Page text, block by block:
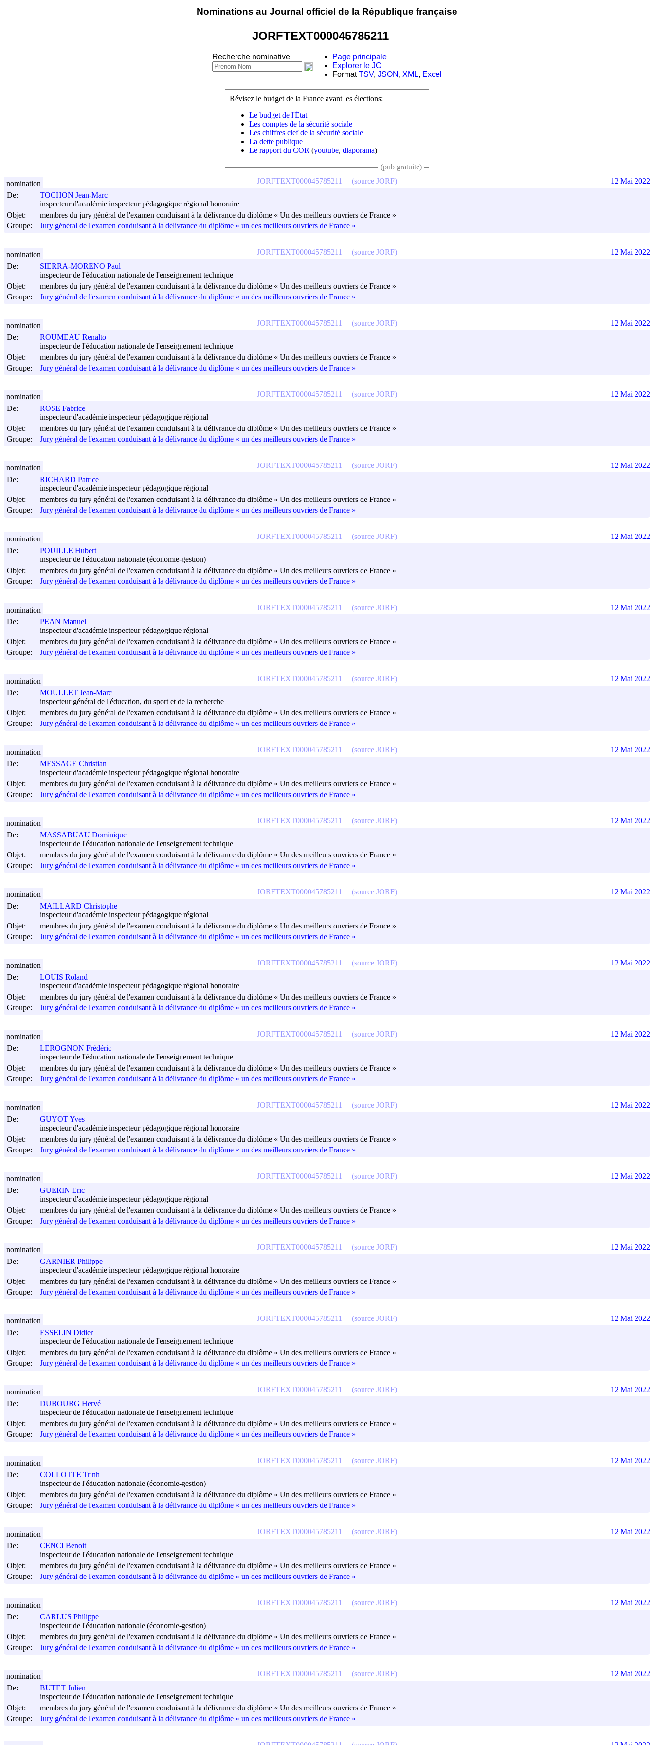
Nominations au Journal officiel de la République française
JORFTEXT000045785211
Recherche nominative:
Page principale
Explorer le JO
FormatTSV, JSON , XML, Excel
Révisez le budget de la France avant les élections:
Le budget de l'État
Les comptes de la sécurité sociale
Les chiffres clef de la sécurité sociale
La dette publique
Le rapport du COR (youtube, diaporama)
(pub gratuite)
De:
TOCHON Jean-Marc
inspecteur d'académie inspecteur pédagogique régional honoraire
Objet:
membres du jury général de l'examen conduisant à la délivrance du diplôme « Un des meilleurs ouvriers de France »
Groupe:
Jury général de l'examen conduisant à la délivrance du diplôme « un des meilleurs ouvriers de France »
JORFTEXT000045785211 (source JORF)
nomination 12 Mai 2022
De:
SIERRA-MORENO Paul
inspecteur de l'éducation nationale de l'enseignement technique
Objet:
membres du jury général de l'examen conduisant à la délivrance du diplôme « Un des meilleurs ouvriers de France »
Groupe:
Jury général de l'examen conduisant à la délivrance du diplôme « un des meilleurs ouvriers de France »
JORFTEXT000045785211 (source JORF)
nomination 12 Mai 2022
De:
ROUMEAU Renalto
inspecteur de l'éducation nationale de l'enseignement technique
Objet:
membres du jury général de l'examen conduisant à la délivrance du diplôme « Un des meilleurs ouvriers de France »
Groupe:
Jury général de l'examen conduisant à la délivrance du diplôme « un des meilleurs ouvriers de France »
JORFTEXT000045785211 (source JORF)
nomination 12 Mai 2022
De:
ROSE Fabrice
inspecteur d'académie inspecteur pédagogique régional
Objet:
membres du jury général de l'examen conduisant à la délivrance du diplôme « Un des meilleurs ouvriers de France »
Groupe:
Jury général de l'examen conduisant à la délivrance du diplôme « un des meilleurs ouvriers de France »
JORFTEXT000045785211 (source JORF)
nomination 12 Mai 2022
De:
RICHARD Patrice
inspecteur d'académie inspecteur pédagogique régional
Objet:
membres du jury général de l'examen conduisant à la délivrance du diplôme « Un des meilleurs ouvriers de France »
Groupe:
Jury général de l'examen conduisant à la délivrance du diplôme « un des meilleurs ouvriers de France »
JORFTEXT000045785211 (source JORF)
nomination 12 Mai 2022
De:
POUILLE Hubert
inspecteur de l'éducation nationale (économie-gestion)
Objet:
membres du jury général de l'examen conduisant à la délivrance du diplôme « Un des meilleurs ouvriers de France »
Groupe:
Jury général de l'examen conduisant à la délivrance du diplôme « un des meilleurs ouvriers de France »
JORFTEXT000045785211 (source JORF)
nomination 12 Mai 2022
De:
PEAN Manuel
inspecteur d'académie inspecteur pédagogique régional
Objet:
membres du jury général de l'examen conduisant à la délivrance du diplôme « Un des meilleurs ouvriers de France »
Groupe:
Jury général de l'examen conduisant à la délivrance du diplôme « un des meilleurs ouvriers de France »
JORFTEXT000045785211 (source JORF)
nomination 12 Mai 2022
De:
MOULLET Jean-Marc
inspecteur général de l'éducation, du sport et de la recherche
Objet:
membres du jury général de l'examen conduisant à la délivrance du diplôme « Un des meilleurs ouvriers de France »
Groupe:
Jury général de l'examen conduisant à la délivrance du diplôme « un des meilleurs ouvriers de France »
JORFTEXT000045785211 (source JORF)
nomination 12 Mai 2022
De:
MESSAGE Christian
inspecteur d'académie inspecteur pédagogique régional honoraire
Objet:
membres du jury général de l'examen conduisant à la délivrance du diplôme « Un des meilleurs ouvriers de France »
Groupe:
Jury général de l'examen conduisant à la délivrance du diplôme « un des meilleurs ouvriers de France »
JORFTEXT000045785211 (source JORF)
nomination 12 Mai 2022
De:
MASSABUAU Dominique
inspecteur de l'éducation nationale de l'enseignement technique
Objet:
membres du jury général de l'examen conduisant à la délivrance du diplôme « Un des meilleurs ouvriers de France »
Groupe:
Jury général de l'examen conduisant à la délivrance du diplôme « un des meilleurs ouvriers de France »
JORFTEXT000045785211 (source JORF)
nomination 12 Mai 2022
De:
MAILLARD Christophe
inspecteur d'académie inspecteur pédagogique régional
Objet:
membres du jury général de l'examen conduisant à la délivrance du diplôme « Un des meilleurs ouvriers de France »
Groupe:
Jury général de l'examen conduisant à la délivrance du diplôme « un des meilleurs ouvriers de France »
JORFTEXT000045785211 (source JORF)
nomination 12 Mai 2022
De:
LOUIS Roland
inspecteur d'académie inspecteur pédagogique régional honoraire
Objet:
membres du jury général de l'examen conduisant à la délivrance du diplôme « Un des meilleurs ouvriers de France »
Groupe:
Jury général de l'examen conduisant à la délivrance du diplôme « un des meilleurs ouvriers de France »
JORFTEXT000045785211 (source JORF)
nomination 12 Mai 2022
De:
LEROGNON Frédéric
inspecteur de l'éducation nationale de l'enseignement technique
Objet:
membres du jury général de l'examen conduisant à la délivrance du diplôme « Un des meilleurs ouvriers de France »
Groupe:
Jury général de l'examen conduisant à la délivrance du diplôme « un des meilleurs ouvriers de France »
JORFTEXT000045785211 (source JORF)
nomination 12 Mai 2022
De:
GUYOT Yves
inspecteur d'académie inspecteur pédagogique régional honoraire
Objet:
membres du jury général de l'examen conduisant à la délivrance du diplôme « Un des meilleurs ouvriers de France »
Groupe:
Jury général de l'examen conduisant à la délivrance du diplôme « un des meilleurs ouvriers de France »
JORFTEXT000045785211 (source JORF)
nomination 12 Mai 2022
De:
GUERIN Eric
inspecteur d'académie inspecteur pédagogique régional
Objet:
membres du jury général de l'examen conduisant à la délivrance du diplôme « Un des meilleurs ouvriers de France »
Groupe:
Jury général de l'examen conduisant à la délivrance du diplôme « un des meilleurs ouvriers de France »
JORFTEXT000045785211 (source JORF)
nomination 12 Mai 2022
De:
GARNIER Philippe
inspecteur d'académie inspecteur pédagogique régional honoraire
Objet:
membres du jury général de l'examen conduisant à la délivrance du diplôme « Un des meilleurs ouvriers de France »
Groupe:
Jury général de l'examen conduisant à la délivrance du diplôme « un des meilleurs ouvriers de France »
JORFTEXT000045785211 (source JORF)
nomination 12 Mai 2022
De:
ESSELIN Didier
inspecteur de l'éducation nationale de l'enseignement technique
Objet:
membres du jury général de l'examen conduisant à la délivrance du diplôme « Un des meilleurs ouvriers de France »
Groupe:
Jury général de l'examen conduisant à la délivrance du diplôme « un des meilleurs ouvriers de France »
JORFTEXT000045785211 (source JORF)
nomination 12 Mai 2022
De:
DUBOURG Hervé
inspecteur de l'éducation nationale de l'enseignement technique
Objet:
membres du jury général de l'examen conduisant à la délivrance du diplôme « Un des meilleurs ouvriers de France »
Groupe:
Jury général de l'examen conduisant à la délivrance du diplôme « un des meilleurs ouvriers de France »
JORFTEXT000045785211 (source JORF)
nomination 12 Mai 2022
De:
COLLOTTE Trinh
inspecteur de l'éducation nationale (économie-gestion)
Objet:
membres du jury général de l'examen conduisant à la délivrance du diplôme « Un des meilleurs ouvriers de France »
Groupe:
Jury général de l'examen conduisant à la délivrance du diplôme « un des meilleurs ouvriers de France »
JORFTEXT000045785211 (source JORF)
nomination 12 Mai 2022
De:
CENCI Benoit
inspecteur de l'éducation nationale de l'enseignement technique
Objet:
membres du jury général de l'examen conduisant à la délivrance du diplôme « Un des meilleurs ouvriers de France »
Groupe:
Jury général de l'examen conduisant à la délivrance du diplôme « un des meilleurs ouvriers de France »
JORFTEXT000045785211 (source JORF)
nomination 12 Mai 2022
De:
CARLUS Philippe
inspecteur de l'éducation nationale (économie-gestion)
Objet:
membres du jury général de l'examen conduisant à la délivrance du diplôme « Un des meilleurs ouvriers de France »
Groupe:
Jury général de l'examen conduisant à la délivrance du diplôme « un des meilleurs ouvriers de France »
JORFTEXT000045785211 (source JORF)
nomination 12 Mai 2022
De:
BUTET Julien
inspecteur de l'éducation nationale de l'enseignement technique
Objet:
membres du jury général de l'examen conduisant à la délivrance du diplôme « Un des meilleurs ouvriers de France »
Groupe:
Jury général de l'examen conduisant à la délivrance du diplôme « un des meilleurs ouvriers de France »
JORFTEXT000045785211 (source JORF)
nomination 12 Mai 2022